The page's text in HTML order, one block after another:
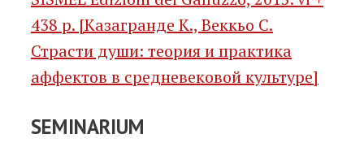
438 p. [Казагранде К., Веккьо С.
Страсти души: теория и практика
аффектов в средневековой культуре]
SEMINARIUM